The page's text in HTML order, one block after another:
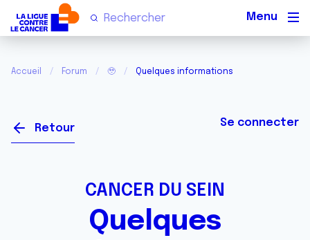
Accueil Forum 🥹 Quelques informations
Retour Se connecter
CANCER DU SEIN
Quelques